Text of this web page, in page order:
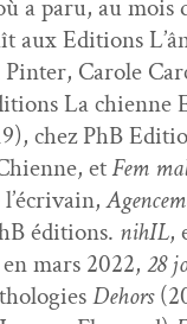
a paru, au mois
aux Edi­tions
Pin­ter, Car­ole
La chi­enne
chez PhB
etFem
l’écrivain,
édi­tions. nihIL,
mars 2022, 28
Dehors